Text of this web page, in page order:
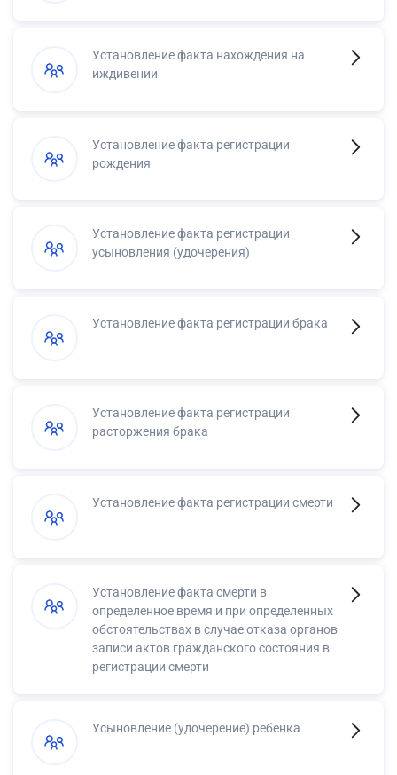
Установление факта нахождения на
иждивении
Установление факта регистрации
рождения
Установление факта регистрации
усыновления (удочерения)
Установление факта регистрации брака
Установление факта регистрации
расторжения брака
Установление факта регистрации смерти
Установление факта смерти в
определенное время и при определенных
обстоятельствах в случае отказа органов
записи актов гражданского состояния в
регистрации смерти
Усыновление (удочерение) ребенка